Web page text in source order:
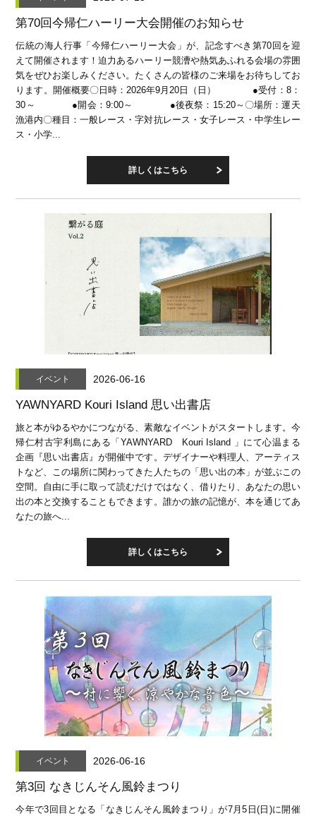
第70回今帰仁ハーリー大会開催のお知らせ
伝統の海人行事「今帰仁ハーリー大会」が、記念すべき第70回を迎
えて開催されます！迫力あるハーリー競漕や熱気あふれる会場の雰囲
気をぜひお楽しみください。たくさんの皆様のご来場をお待ちしてお
ります。開催概要〇日時：2026年9月20日（日） ●受付：8：
30～ ●開会：9:00～ ●後夜祭：15:20～〇場所：運天
漁港内〇種目：一般レース・字対抗レース・女子レース・中学生レー
ス・小学...
詳しくはこちら
イベント 2026-06-16
YAWNYARD Kouri Island 思い出書店
旅と本がゆるやかにつながる、素敵なイベントがスタートします。今
帰仁村古宇利島にある「YAWNYARD Kouri Island 」にて心温まる
企画『思い出書店』が開催中です。デザイナーや料理人、アーティス
トなど、この場所に関わってきた人たちの「思い出の本」が並ぶこの
空間。自由に手に取って読むだけではなく、借りたり、あなたの思い
出の本と交換することもできます。誰かの旅の記憶が、本を通じてあ
なたの旅へ...
詳しくはこちら
イベント 2026-06-16
第3回 なきじんそん風鈴まつり
今年で3回目となる「なきじんそん風鈴まつり」が7月5日(日)に開催